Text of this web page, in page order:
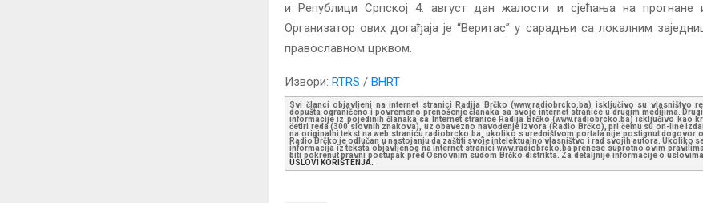
и Републици Српској 4. август дан жалости и сјећања на прогнане
Организатор ових догађаја је “Веритас” у сарадњи са локалним
православном црквом.
Извори: RTRS / BHRT
Svi članci objavljeni na internet stranici Radija Brčko (www.radiobrcko.ba) isključivo su vlasništvo
dopušta ograničeno i povremeno prenošenje članaka sa svoje internet stranice u drugim medijima.
informacije iz pojedinih članaka sa Internet stranice Radija Brčko (www.radiobrcko.ba) isključivo kao
četiri reda (300 slovnih znakova), uz obavezno navođenje izvora (Radio Brčko), pri čemu su on-line
na originalni tekst na web stranicu radiobrcko.ba, ukoliko s uredništvom portala nije postignut dogovor
Radio Brčko je odlučan u nastojanju da zaštiti svoje intelektualno vlasništvo i rad svojih autora. Ukoliko
informacija iz teksta objavljenog na internet stranici www.radiobrcko.ba prenese suprotno ovim
biti pokrenut pravni postupak pred Osnovnim sudom Brčko distrikta. Za detaljnije informacije o
USLOVI KORIŠTENJA.